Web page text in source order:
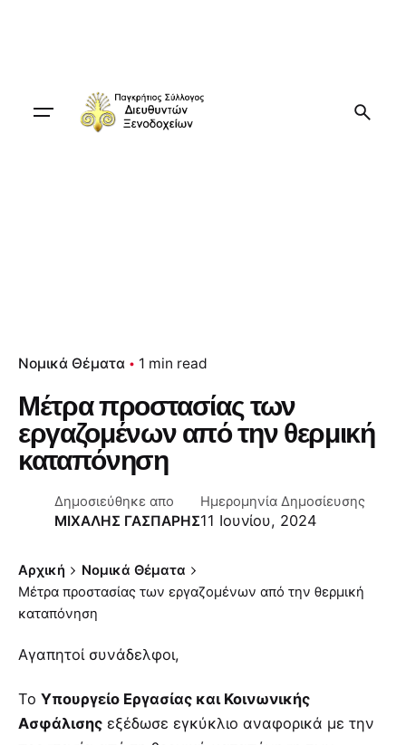
Νομικά Θέματα 1 min read
Μέτρα προστασίας των
εργαζομένων από την θερμική
καταπόνηση
Δημοσιεύθηκε απο
ΜΙΧΑΛΗΣ ΓΑΣΠΑΡΗΣ
Ημερομηνία Δημοσίευσης
11 Ιουνίου, 2024
Αρχική
Νομικά Θέματα
Μέτρα προστασίας των εργαζομένων από την θερμική
καταπόνηση
Αγαπητοί συνάδελφοι,
Το Υπουργείο Εργασίας και Κοινωνικής
Ασφάλισης εξέδωσε εγκύκλιο αναφορικά με την